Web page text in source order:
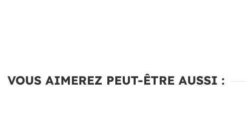
VOUS AIMEREZ PEUT-ÊTRE AUSSI :